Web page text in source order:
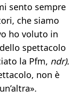
sento sempre
che siamo
ho voluto in
spettacolo
la Pfm, ndr).
non è